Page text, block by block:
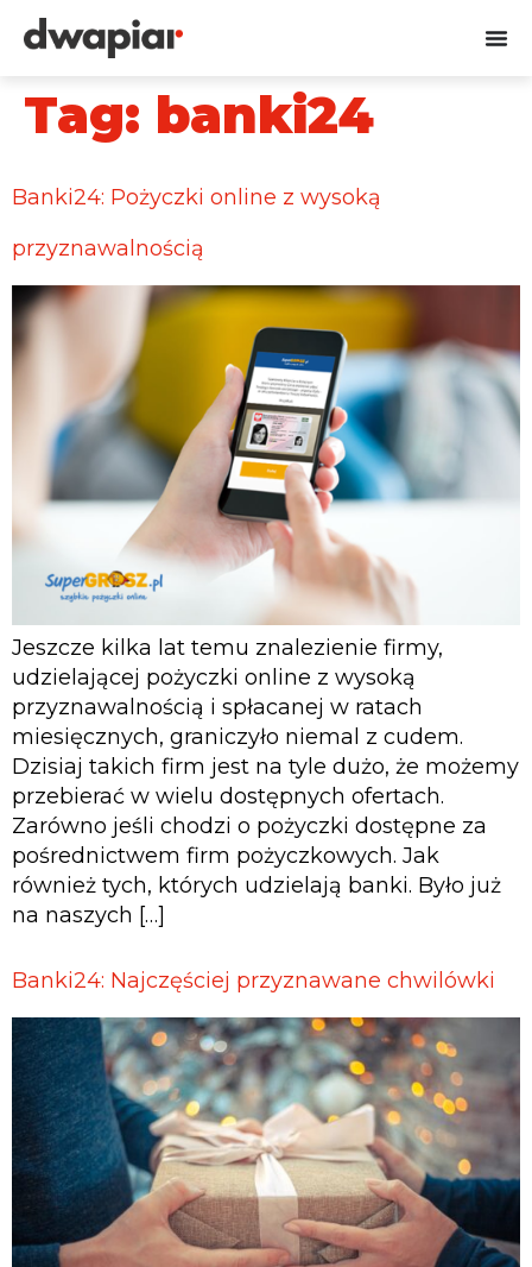
Tag: banki24
Banki24: Pożyczki online z wysoką
przyznawalnością
Jeszcze kilka lat temu znalezienie firmy,
udzielającej pożyczki online z wysoką
przyznawalnością i spłacanej w ratach
miesięcznych, graniczyło niemal z cudem.
Dzisiaj takich firm jest na tyle dużo, że możemy
przebierać w wielu dostępnych ofertach.
Zarówno jeśli chodzi o pożyczki dostępne za
pośrednictwem firm pożyczkowych. Jak
również tych, których udzielają banki. Było już
na naszych […]
Banki24: Najczęściej przyznawane chwilówki